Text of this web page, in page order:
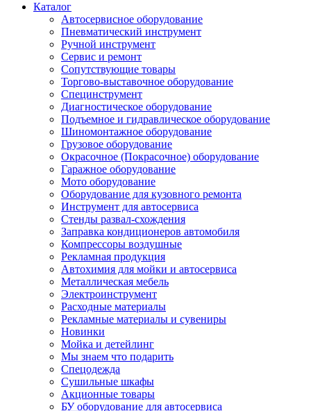
Каталог
Автосервисное оборудование
Пневматический инструмент
Ручной инструмент
Сервис и ремонт
Сопутствующие товары
Торгово-выставочное оборудование
Специнструмент
Диагностическое оборудование
Подъемное и гидравлическое оборудование
Шиномонтажное оборудование
Грузовое оборудование
Окрасочное (Покрасочное) оборудование
Гаражное оборудование
Мото оборудование
Оборудование для кузовного ремонта
Инструмент для автосервиса
Стенды развал-схождения
Заправка кондиционеров автомобиля
Компрессоры воздушные
Рекламная продукция
Автохимия для мойки и автосервиса
Металлическая мебель
Электроинструмент
Расходные материалы
Рекламные материалы и сувениры
Новинки
Мойка и детейлинг
Мы знаем что подарить
Спецодежда
Сушильные шкафы
Акционные товары
БУ оборудование для автосервиса